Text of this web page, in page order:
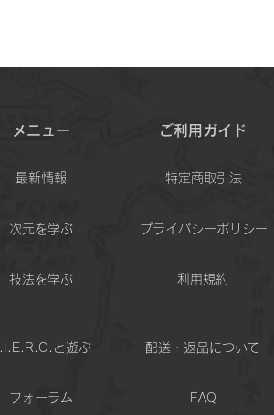
メニュー ご利用ガイド
特定商取引法
最新情報
次元を学ぶ プライバシーポリシー
技法を学ぶ 利用規約
と遊ぶ 配送・返品について
フォーラム FAQ